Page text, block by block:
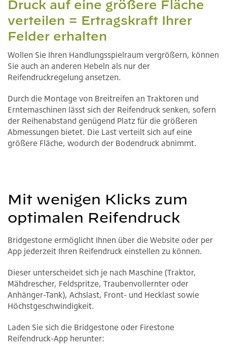
Druck auf eine größere Fläche
verteilen = Ertragskraft Ihrer
Felder erhalten
Wollen Sie Ihren Handlungsspielraum vergrößern, können
Sie auch an anderen Hebeln als nur der
Reifendruckregelung ansetzen.
Durch die Montage von Breitreifen an Traktoren und
Erntemaschinen lässt sich der Reifendruck senken, sofern
der Reihenabstand genügend Platz für die größeren
Abmessungen bietet. Die Last verteilt sich auf eine
größere Fläche, wodurch der Bodendruck abnimmt.
Mit wenigen Klicks zum
optimalen Reifendruck
Bridgestone ermöglicht Ihnen über die Website oder per
App jederzeit Ihren Reifendruck einstellen zu können.
Dieser unterscheidet sich je nach Maschine (Traktor,
Mähdrescher, Feldspritze, Traubenvollernter oder
Anhänger-Tank), Achslast, Front- und Hecklast sowie
Höchstgeschwindigkeit.
Laden Sie sich die Bridgestone oder Firestone
Reifendruck-App herunter: